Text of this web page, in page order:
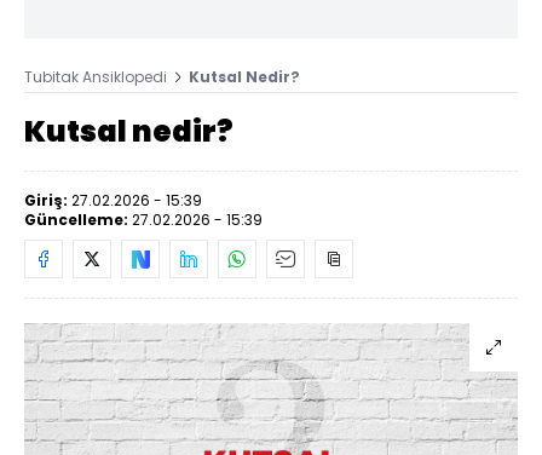
Tubitak Ansiklopedi Kutsal Nedir?
Kutsal nedir?
Giriş: 27.02.2026 - 15:39
Güncelleme: 27.02.2026 - 15:39